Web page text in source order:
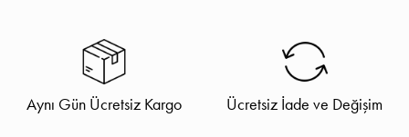
Aynı Gün Ücretsiz Kargo Ücretsiz İade ve Değişim